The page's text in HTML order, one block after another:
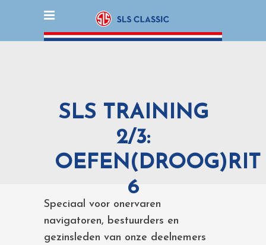
SLS TRAINING
2/3:
OEFEN(DROOG)RIT
6
Speciaal voor onervaren
navigatoren, bestuurders en
gezinsleden van onze deelnemers